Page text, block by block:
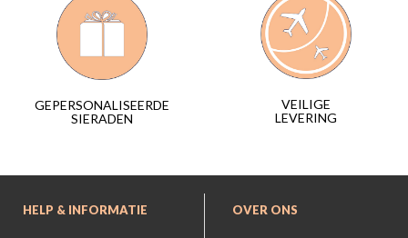
GEPERSONALISEERDE
SIERADEN
VEILIGE
LEVERING
HELP & INFORMATIE OVER ONS